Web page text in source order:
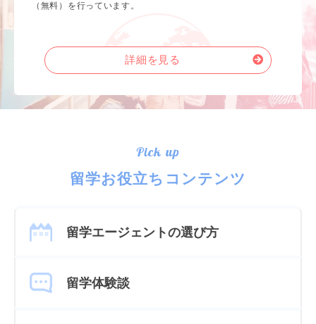
（無料）を行っています。
詳細を見る
Pick up
留学お役立ちコンテンツ
留学エージェントの選び方
留学体験談